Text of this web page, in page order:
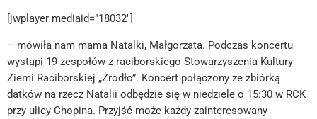
[jwplayer mediaid=”18032″]
– mówiła nam mama Natalki, Małgorzata. Podczas koncertu
wystąpi 19 zespołów z raciborskiego Stowarzyszenia Kultury
Ziemi Raciborskiej „Źródło”. Koncert połączony ze zbiórką
datków na rzecz Natalii odbędzie się w niedziele o 15:30 w RCK
przy ulicy Chopina. Przyjść może każdy zainteresowany